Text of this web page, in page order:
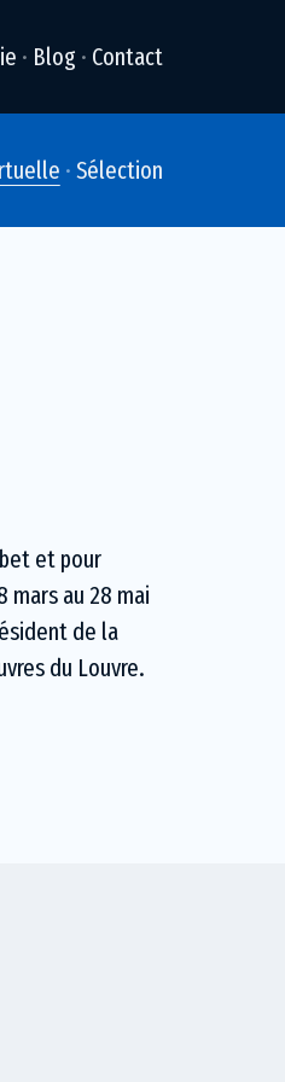
Blog Contact
Sélection
et pour
mars au 28 mai
de la
du Louvre.